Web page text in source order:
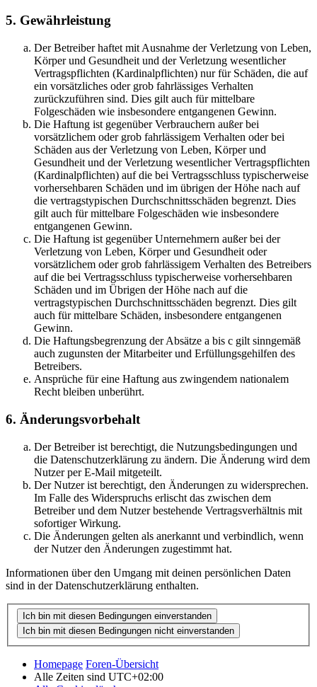
5. Gewährleistung
Der Betreiber haftet mit Ausnahme der Verletzung von Leben,
Körper und Gesundheit und der Verletzung wesentlicher
Vertragspflichten (Kardinalpflichten) nur für Schäden, die auf
ein vorsätzliches oder grob fahrlässiges Verhalten
zurückzuführen sind. Dies gilt auch für mittelbare
Folgeschäden wie insbesondere entgangenen Gewinn.
Die Haftung ist gegenüber Verbrauchern außer bei
vorsätzlichem oder grob fahrlässigem Verhalten oder bei
Schäden aus der Verletzung von Leben, Körper und
Gesundheit und der Verletzung wesentlicher Vertragspflichten
(Kardinalpflichten) auf die bei Vertragsschluss typischerweise
vorhersehbaren Schäden und im übrigen der Höhe nach auf
die vertragstypischen Durchschnittsschäden begrenzt. Dies
gilt auch für mittelbare Folgeschäden wie insbesondere
entgangenen Gewinn.
Die Haftung ist gegenüber Unternehmern außer bei der
Verletzung von Leben, Körper und Gesundheit oder
vorsätzlichem oder grob fahrlässigem Verhalten des Betreibers
auf die bei Vertragsschluss typischerweise vorhersehbaren
Schäden und im Übrigen der Höhe nach auf die
vertragstypischen Durchschnittsschäden begrenzt. Dies gilt
auch für mittelbare Schäden, insbesondere entgangenen
Gewinn.
Die Haftungsbegrenzung der Absätze a bis c gilt sinngemäß
auch zugunsten der Mitarbeiter und Erfüllungsgehilfen des
Betreibers.
Ansprüche für eine Haftung aus zwingendem nationalem
Recht bleiben unberührt.
6. Änderungsvorbehalt
Der Betreiber ist berechtigt, die Nutzungsbedingungen und
die Datenschutzerklärung zu ändern. Die Änderung wird dem
Nutzer per E-Mail mitgeteilt.
Der Nutzer ist berechtigt, den Änderungen zu widersprechen.
Im Falle des Widerspruchs erlischt das zwischen dem
Betreiber und dem Nutzer bestehende Vertragsverhältnis mit
sofortiger Wirkung.
Die Änderungen gelten als anerkannt und verbindlich, wenn
der Nutzer den Änderungen zugestimmt hat.
Informationen über den Umgang mit deinen persönlichen Daten
sind in der Datenschutzerklärung enthalten.
Homepage Foren-Übersicht
Alle Zeiten sind UTC+02:00